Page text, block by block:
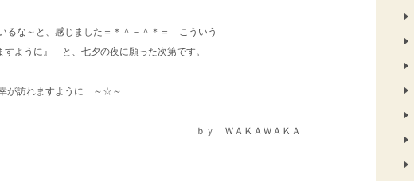
るな～と、感じました＝＊＾－＾＊＝ こういう
すように』 と、七夕の夜に願った次第です。
訪れますように ～☆～
ＫＡＷＡＫＡ